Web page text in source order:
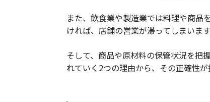
また、飲食業や製造業では料理や商品
ければ、店舗の営業が滞ってしまいます
そして、商品や原材料の保管状況を把
れていく2つの理由から、その正確性